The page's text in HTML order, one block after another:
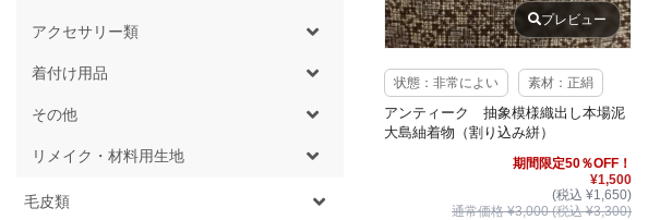
アクセサリー類
着付け用品
その他
リメイク・材料用生地
毛皮類
プレビュー
状態：非常によい 素材：正絹
アンティーク 抽象模様織出し本場泥
大島紬着物（割り込み絣）
期間限定50％OFF！
¥1,500
(税込 ¥1,650)
通常価格 ¥3,000 (税込 ¥3,300)